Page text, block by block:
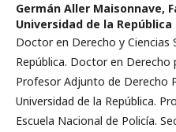
Germán Aller Maisonnave,
Universidad de la República
Doctor en Derecho y Ciencias
República. Doctor en Derecho
Profesor Adjunto de Derecho
Universidad de la República.
Escuela Nacional de Policía.